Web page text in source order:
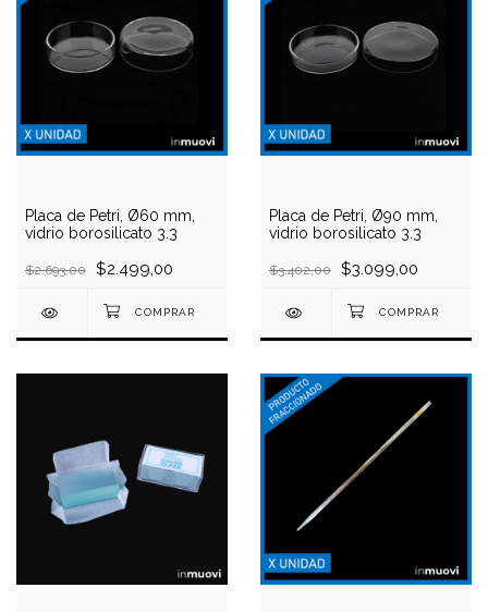
Placa de Petri, Ø60 mm,
vidrio borosilicato 3.3
$2.693,00 $2.499,00
Placa de Petri, Ø90 mm,
vidrio borosilicato 3.3
$3.402,00 $3.099,00